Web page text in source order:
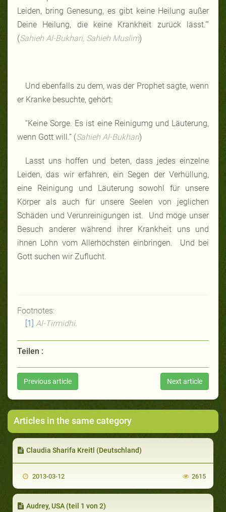
Leiden, bring Genesung, es gibt keine Heilung außer
Deine Heilung, die keine Krankheit zurück lässt.’”
(Sahieh Al-Bukhari, Sahieh Muslim)
Und ebenfalls zu dem, was der Prophet sagte, wenn
er Kranke besuchte, gehört:
“Keine Sorge. Es ist eine Reinigumg und Läuterung,
wenn Gott will.” (Sahieh Al-Bukhari)
Lasst uns hoffen und beten, dass jedes einzelne
Leiden, das wir erfahren, ein Segen der Verhüllung,
eine Reinigung und Läuterung sowohl für unsere
Körper als auch für unsere Seelen von jeglichen
Schäden und Verunreinigungen ist. Und möge unser
Besuch anderer während ihrer Krankheit uns und
ihnen Lohn vom Allerhöchsten einbringen. Und bei
Gott suchen wir Zuflucht.
Footnotes:
[1] Al-Tirmidhi.
Teilen :
Previous article Next article
Articles in the same category
Claudia Sharifa Kreitl (Deutschland)
2013-03-12 2615
Audrey, USA (teil 1 von 2)